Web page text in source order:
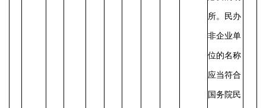
所。民办
非企业单
位的名称
应当符合
国务院民